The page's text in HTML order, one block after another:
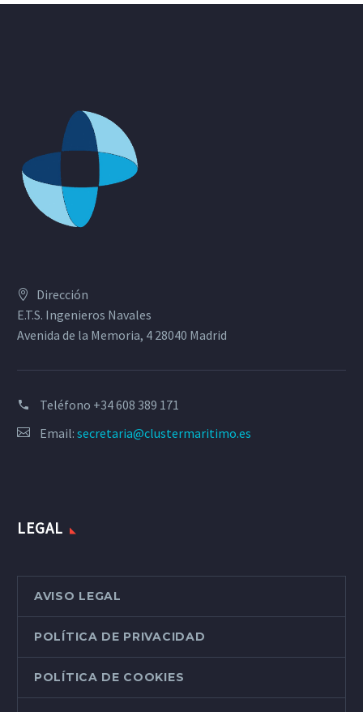
Dirección
E.T.S. Ingenieros Navales
Avenida de la Memoria, 4 28040 Madrid
Teléfono +34 608 389 171
Email: secretaria@clustermaritimo.es
LEGAL
AVISO LEGAL
POLÍTICA DE PRIVACIDAD
POLÍTICA DE COOKIES